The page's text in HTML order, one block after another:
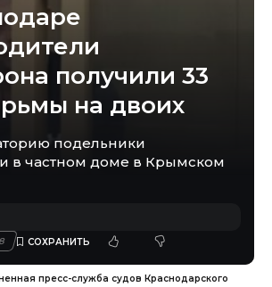
получили 33
на двоих
подельники
в частном доме в Крымском
пресс-служба судов Краснодарского